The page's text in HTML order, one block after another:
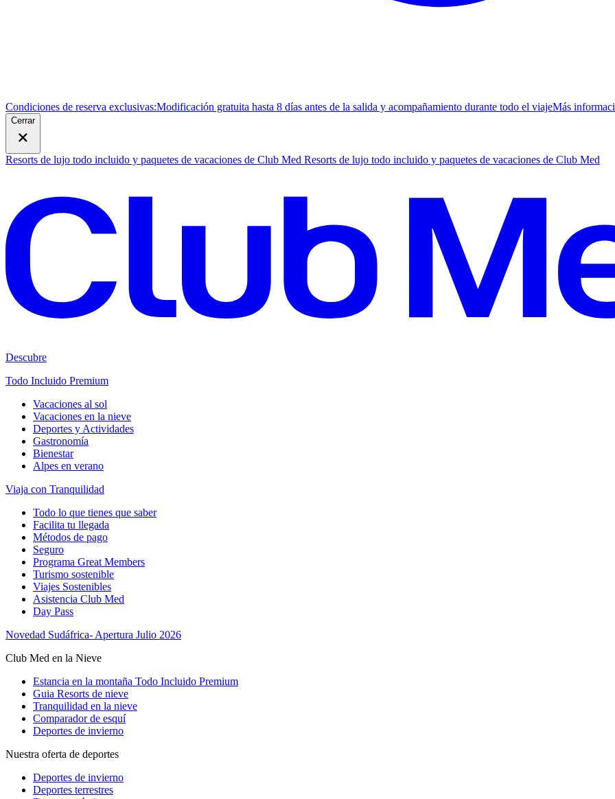
Condiciones de reserva exclusivas:Modificación gratuita hasta 8 días antes de la salida y acompañamiento durante todo el viajeMás
Cerrar
Resorts de lujo todo incluido y paquetes de vacaciones de Club Med Resorts de lujo todo incluido y paquetes de vacaciones de Club Med
Descubre
Todo Incluido Premium
Vacaciones al sol
Vacaciones en la nieve
Deportes y Actividades
Gastronomía
Bienestar
Alpes en verano
Viaja con Tranquilidad
Todo lo que tienes que saber
Facilita tu llegada
Métodos de pago
Seguro
Programa Great Members
Turismo sostenible
Viajes Sostenibles
Asistencia Club Med
Day Pass
Novedad Sudáfrica- Apertura Julio 2026
Club Med en la Nieve
Estancia en la montaña Todo Incluido Premium
Guia Resorts de nieve
Tranquilidad en la nieve
Comparador de esquí
Deportes de invierno
Nuestra oferta de deportes
Deportes de invierno
Deportes terrestres